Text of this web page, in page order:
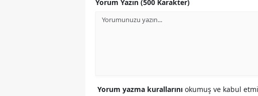
Yorum Yazın (500 Karakter)
Yorum yazma kurallarını okumuş ve kabul